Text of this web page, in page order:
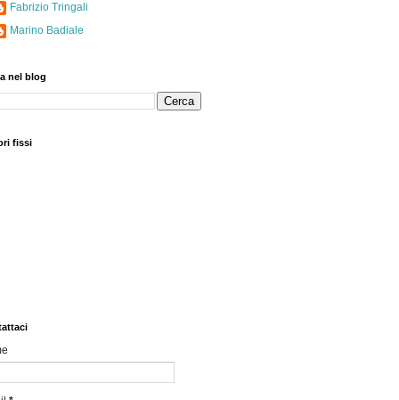
Fabrizio Tringali
Marino Badiale
nel blog
fissi